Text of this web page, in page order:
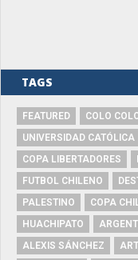
TAGS
FEATURED COLO
UNIVERSIDAD CATÓLICA
COPA LIBERTADORES
FUTBOL CHILENO
PALESTINO
COPA
HUACHIPATO
ALEXIS SÁNCHEZ